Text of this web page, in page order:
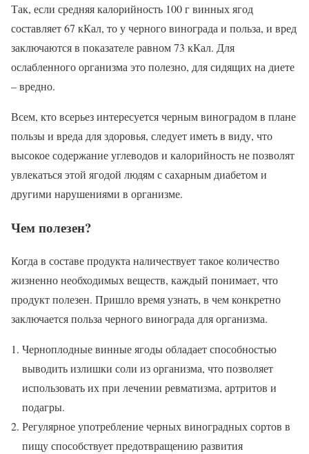
Так, если средняя калорийность 100 г винных ягод
составляет 67 кКал, то у черного винограда и польза, и вред
заключаются в показателе равном 73 кКал. Для
ослабленного организма это полезно, для сидящих на диете
– вредно.
Всем, кто всерьез интересуется черным виноградом в плане
пользы и вреда для здоровья, следует иметь в виду, что
высокое содержание углеводов и калорийность не позволят
увлекаться этой ягодой людям с сахарным диабетом и
другими нарушениями в организме.
Чем полезен?
Когда в составе продукта наличествует такое количество
жизненно необходимых веществ, каждый понимает, что
продукт полезен. Пришло время узнать, в чем конкретно
заключается польза черного винограда для организма.
Черноплодные винные ягоды обладает способностью
выводить излишки соли из организма, что позволяет
использовать их при лечении ревматизма, артритов и
подагры.
Регулярное употребление черных виноградных сортов в
пищу способствует предотвращению развития